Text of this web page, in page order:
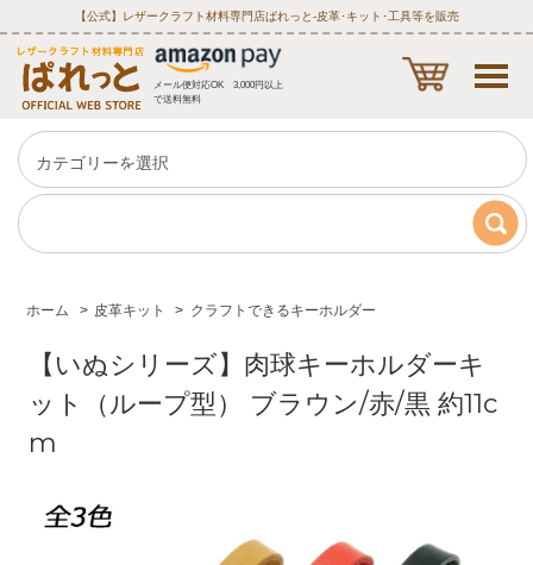
【公式】レザークラフト材料専門店ぱれっと‐皮革･キット･工具等を販売
メール便対応OK 3,000円以上
で送料無料
ホーム > 皮革キット > クラフトできるキーホルダー
【いぬシリーズ】肉球キーホルダーキ
ット（ループ型） ブラウン/赤/黒 約11c
m